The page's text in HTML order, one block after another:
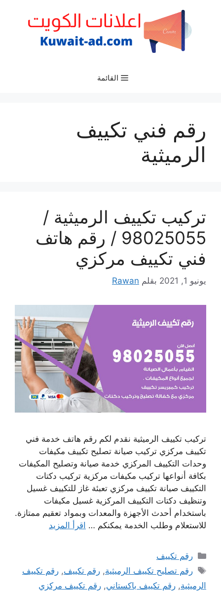
القائمة
رقم فني تكييف
الرميثية
تركيب تكييف الرميثية /
98025055 / رقم هاتف
فني تكييف مركزي
يونيو 1, 2021 بقلم Rawan
تركيب تكييف الرميثية نقدم لكم رقم هاتف خدمة فني
تكييف مركزي تركيب صيانة تصليح تكييف مكيفات
وحدات التكييف المركزي خدمة صيانة وتصليح المكيفات
بكافة أنواعها تركيب مكيفات مركزية تركيب دكتات
التكييف صيانة تكييف مركزي تعبئة غاز للتكييف غسيل
وتنظيف دكتات التكييف المركزية غسيل مكيفات
باستخدام أحدث الأجهزة والمعدات وبمواد تعقيم ممتازة.
للاستعلام وطلب الخدمة يمكنكم … اقرأ المزيد
التصنيفات
رقم تكييف
الوسوم
رقم تصليح تكييف الرميثية,رقم تكييف,رقم تكييف
الرميثية, رقم تكييف باكستاني, رقم تكييف مركزي